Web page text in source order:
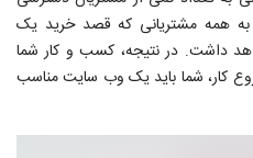
به همه مشتریانی که قصد خرید یک
داشت. در نتیجه، کسب و کار شما
کار، شما باید یک وب سایت مناسب